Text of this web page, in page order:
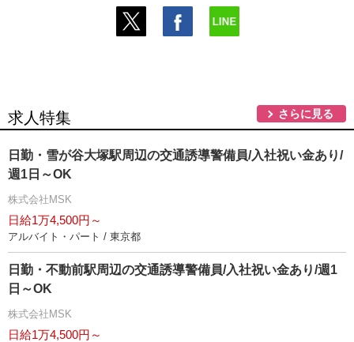
求人特集 さらに見る
日勤・雪が谷大塚駅周辺の交通誘導警備員/入社祝い金あり/
週1日～OK
株式会社MSK
日給1万4,500円～
アルバイト・パート / 東京都
日勤・不動前駅周辺の交通誘導警備員/入社祝い金あり/週1
日～OK
株式会社MSK
日給1万4,500円～